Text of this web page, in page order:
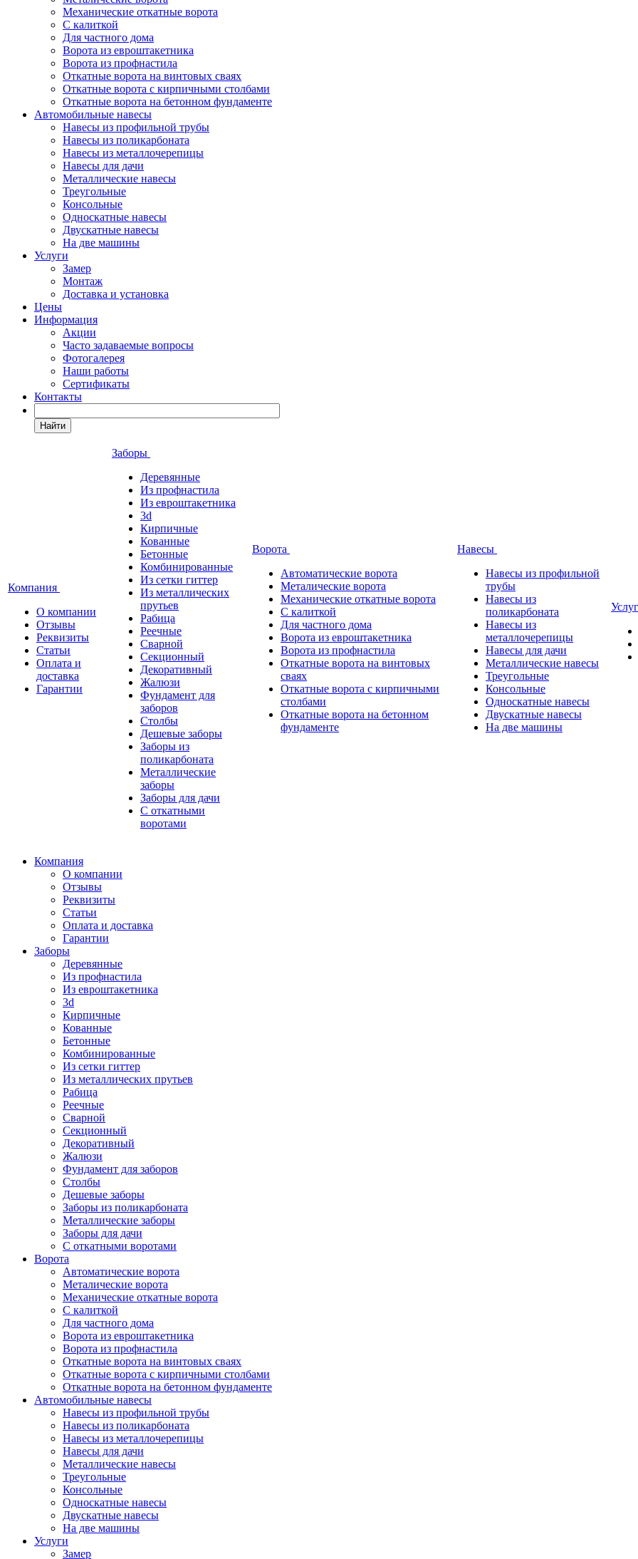
Механические откатные ворота
С калиткой
Для частного дома
Ворота из евроштакетника
Ворота из профнастила
Откатные ворота на винтовых сваях
Откатные ворота с кирпичными столбами
Откатные ворота на бетонном фундаменте
Автомобильные навесы
Навесы из профильной трубы
Навесы из поликарбоната
Навесы из металлочерепицы
Навесы для дачи
Металлические навесы
Треугольные
Консольные
Односкатные навесы
Двускатные навесы
На две машины
Услуги
Замер
Монтаж
Доставка и установка
Цены
Информация
Акции
Часто задаваемые вопросы
Фотогалерея
Наши работы
Сертификаты
Контакты
Найти
Компания
О компании
Отзывы
Реквизиты
Статьи
Оплата и
доставка
Гарантии
Заборы
Деревянные
Из профнастила
Из евроштакетника
3d
Кирпичные
Кованные
Бетонные
Комбинированные
Из сетки гиттер
Из металлических
прутьев
Рабица
Реечные
Сварной
Секционный
Декоративный
Жалюзи
Фундамент для
заборов
Столбы
Дешевые заборы
Заборы из
поликарбоната
Металлические
заборы
Заборы для дачи
С откатными
воротами
Ворота
Автоматические ворота
Металические ворота
Механические откатные ворота
С калиткой
Для частного дома
Ворота из евроштакетника
Ворота из профнастила
Откатные ворота на винтовых
сваях
Откатные ворота с кирпичными
столбами
Откатные ворота на бетонном
фундаменте
Навесы
Навесы из профильной
трубы
Навесы из
поликарбоната
Навесы из
металлочерепицы
Навесы для дачи
Металлические навесы
Треугольные
Консольные
Односкатные навесы
Двускатные навесы
На две машины
Компания
О компании
Отзывы
Реквизиты
Статьи
Оплата и доставка
Гарантии
Заборы
Деревянные
Из профнастила
Из евроштакетника
3d
Кирпичные
Кованные
Бетонные
Комбинированные
Из сетки гиттер
Из металлических прутьев
Рабица
Реечные
Сварной
Секционный
Декоративный
Жалюзи
Фундамент для заборов
Столбы
Дешевые заборы
Заборы из поликарбоната
Металлические заборы
Заборы для дачи
С откатными воротами
Ворота
Автоматические ворота
Металические ворота
Механические откатные ворота
С калиткой
Для частного дома
Ворота из евроштакетника
Ворота из профнастила
Откатные ворота на винтовых сваях
Откатные ворота с кирпичными столбами
Откатные ворота на бетонном фундаменте
Автомобильные навесы
Навесы из профильной трубы
Навесы из поликарбоната
Навесы из металлочерепицы
Навесы для дачи
Металлические навесы
Треугольные
Консольные
Односкатные навесы
Двускатные навесы
На две машины
Услуги
Замер